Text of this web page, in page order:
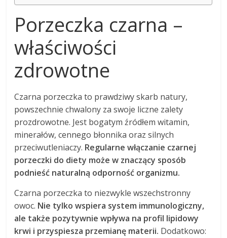
Porzeczka czarna –
właściwości
zdrowotne
Czarna porzeczka to prawdziwy skarb natury,
powszechnie chwalony za swoje liczne zalety
prozdrowotne. Jest bogatym źródłem witamin,
minerałów, cennego błonnika oraz silnych
przeciwutleniaczy. Regularne włączanie czarnej
porzeczki do diety może w znaczący sposób
podnieść naturalną odporność organizmu.
Czarna porzeczka to niezwykle wszechstronny
owoc. Nie tylko wspiera system immunologiczny,
ale także pozytywnie wpływa na profil lipidowy
krwi i przyspiesza przemianę materii. Dodatkowo: